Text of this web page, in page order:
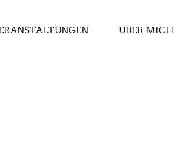
ÜBER MICH